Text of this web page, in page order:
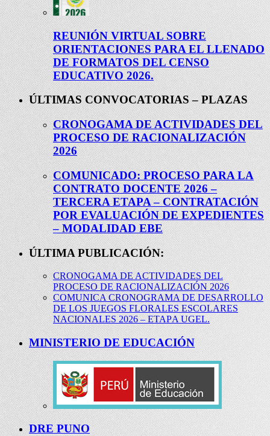
REUNIÓN VIRTUAL SOBRE
ORIENTACIONES PARA EL LLENADO
DE FORMATOS DEL CENSO
EDUCATIVO 2026.
ÚLTIMAS CONVOCATORIAS – PLAZAS
CRONOGAMA DE ACTIVIDADES DEL
PROCESO DE RACIONALIZACIÓN
2026
COMUNICADO: PROCESO PARA LA
CONTRATO DOCENTE 2026 –
TERCERA ETAPA – CONTRATACIÓN
POR EVALUACIÓN DE EXPEDIENTES
– MODALIDAD EBE
ÚLTIMA PUBLICACIÓN:
CRONOGAMA DE ACTIVIDADES DEL
PROCESO DE RACIONALIZACIÓN 2026
COMUNICA CRONOGRAMA DE DESARROLLO
DE LOS JUEGOS FLORALES ESCOLARES
NACIONALES 2026 – ETAPA UGEL.
MINISTERIO DE EDUCACIÓN
DRE PUNO